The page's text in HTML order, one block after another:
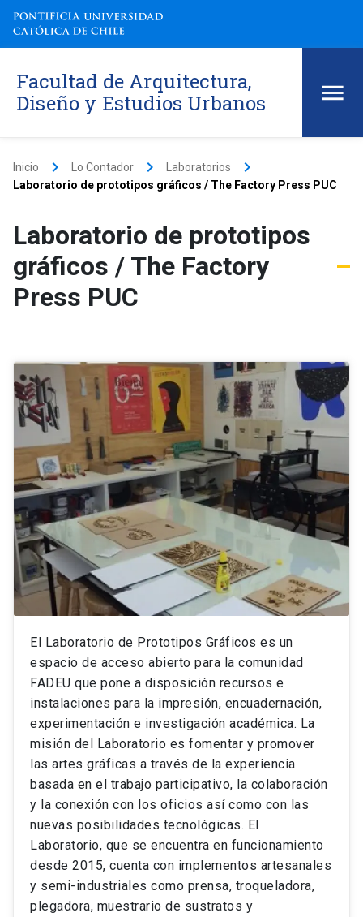
Facultad de Arquitectura,
Diseño y Estudios Urbanos
Inicio keyboard_arrow_right Lo Contador keyboard_arrow_right Laboratorios keyboard_arrow_right
Laboratorio de prototipos gráficos / The Factory Press PUC
Laboratorio de prototipos
gráficos / The Factory
Press PUC
El Laboratorio de Prototipos Gráficos es un
espacio de acceso abierto para la comunidad
FADEU que pone a disposición recursos e
instalaciones para la impresión, encuadernación,
experimentación e investigación académica. La
misión del Laboratorio es fomentar y promover
las artes gráficas a través de la experiencia
basada en el trabajo participativo, la colaboración
y la conexión con los oficios así como con las
nuevas posibilidades tecnológicas. El
Laboratorio, que se encuentra en funcionamiento
desde 2015, cuenta con implementos artesanales
y semi-industriales como prensa, troqueladora,
plegadora, muestrario de sustratos y